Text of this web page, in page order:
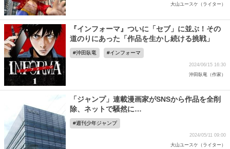
大山ユースケ（ライター）
『インフォーマ』ついに「セブ」に並ぶ！その
道のりにあった「作品を生かし続ける挑戦」
沖田臥竜 インフォーマ
2024/06/15 16:30
沖田臥竜（作家）
「ジャンプ」連載漫画家がSNSから作品を全削
除、ネットで騒然に…
週刊少年ジャンプ
2024/05/11 09:00
大山ユースケ（ライター）